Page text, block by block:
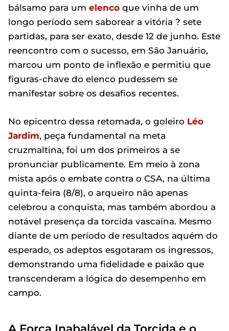
bálsamo para um elenco que vinha de um
longo período sem saborear a vitória ? sete
partidas, para ser exato, desde 12 de junho. Este
reencontro com o sucesso, em São Januário,
marcou um ponto de inflexão e permitiu que
figuras-chave do elenco pudessem se
manifestar sobre os desafios recentes.
No epicentro dessa retomada, o goleiro Léo
Jardim, peça fundamental na meta
cruzmaltina, foi um dos primeiros a se
pronunciar publicamente. Em meio à zona
mista após o embate contra o CSA, na última
quinta-feira (8/8), o arqueiro não apenas
celebrou a conquista, mas também abordou a
notável presença da torcida vascaína. Mesmo
diante de um período de resultados aquém do
esperado, os adeptos esgotaram os ingressos,
demonstrando uma fidelidade e paixão que
transcenderam a lógica do desempenho em
campo.